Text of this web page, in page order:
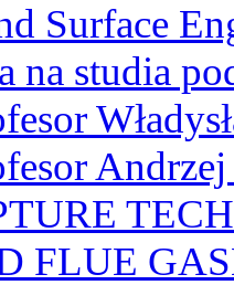
Surface
na studia
FLUE